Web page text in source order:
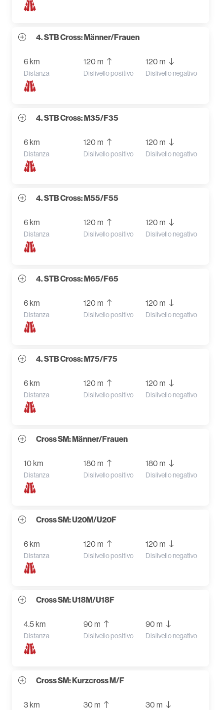
4. STB Cross: Männer/Frauen
6 km
Distanza
120 m
Dislivello positivo
120 m
Dislivello negativo
4. STB Cross: M35/F35
6 km
Distanza
120 m
Dislivello positivo
120 m
Dislivello negativo
4. STB Cross: M55/F55
6 km
Distanza
120 m
Dislivello positivo
120 m
Dislivello negativo
4. STB Cross: M65/F65
6 km
Distanza
120 m
Dislivello positivo
120 m
Dislivello negativo
4. STB Cross: M75/F75
6 km
Distanza
120 m
Dislivello positivo
120 m
Dislivello negativo
Cross SM: Männer/Frauen
10 km
Distanza
180 m
Dislivello positivo
180 m
Dislivello negativo
Cross SM: U20M/U20F
6 km
Distanza
120 m
Dislivello positivo
120 m
Dislivello negativo
Cross SM: U18M/U18F
4.5 km
Distanza
90 m
Dislivello positivo
90 m
Dislivello negativo
Cross SM: Kurzcross M/F
3 km 30 m 30 m